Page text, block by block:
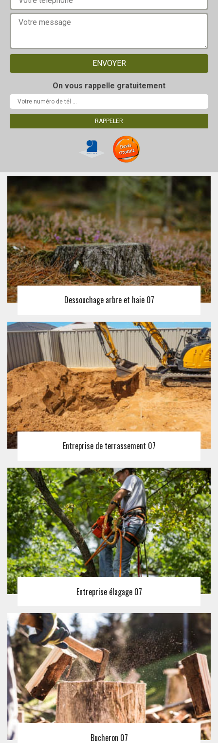
On vous rappelle gratuitement
Dessouchage arbre et haie 07
Entreprise de terrassement 07
Entreprise élagage 07
Bucheron 07